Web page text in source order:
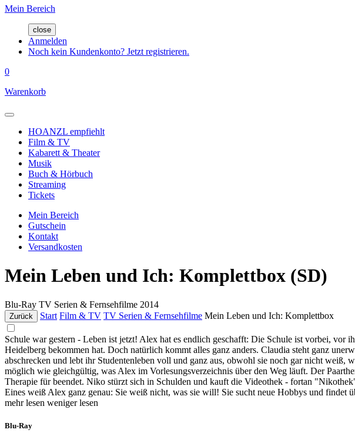
Mein Bereich
close
Anmelden
Noch kein Kundenkonto? Jetzt registrieren.
0
Warenkorb
HOANZL empfiehlt
Film & TV
Kabarett & Theater
Musik
Buch & Hörbuch
Streaming
Tickets
Mein Bereich
Gutschein
Kontakt
Versandkosten
Mein Leben und Ich: Komplettbox (SD)
Blu-Ray TV Serien & Fernsehfilme 2014
Zurück Start Film & TV TV Serien & Fernsehfilme Mein Leben und Ich: Komplettbox
Schule war gestern - Leben ist jetzt! Alex hat es endlich geschafft: Die Schule ist vorbei,
Heidelberg bekommen hat. Doch natürlich kommt alles ganz anders. Claudia steht ganz
abschrecken und lebt ihr Studentenleben voll und ganz aus, obwohl sie noch gar nicht
möglich wie gleichgültig, was Alex im Vorlesungsverzeichnis über den Weg läuft. Der
Therapie für beendet. Niko stürzt sich in Schulden und kauft die Videothek - fortan
Eines weiß Alex ganz genau: Sie weiß nicht, was sie will! Sie sucht neue Hobbys und
mehr lesen weniger lesen
Blu-Ray